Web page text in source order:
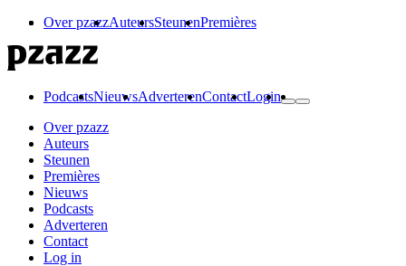
Over pzazzAuteursSteunenPremières
PodcastsNieuwsAdverterenContactLogin
Over pzazz
Auteurs
Steunen
Premières
Nieuws
Podcasts
Adverteren
Contact
Log in